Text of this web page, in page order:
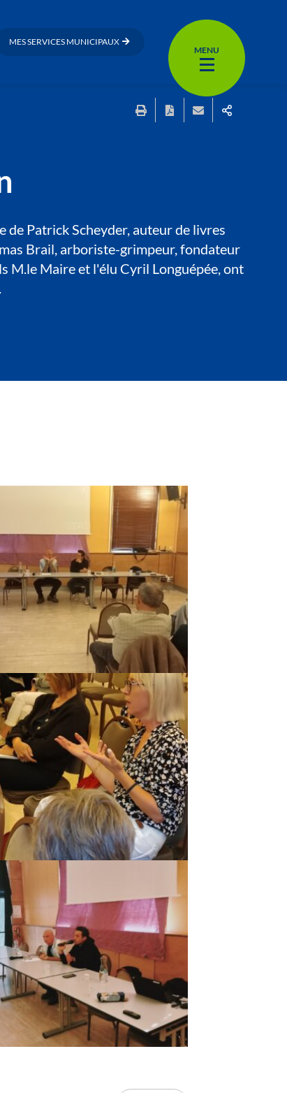
MES SERVICES MUNICIPAUX
MENU
de Patrick Scheyder, auteur de livres
Brail, arboriste-grimpeur, fondateur
M.le Maire et l'élu Cyril Longuépée, ont